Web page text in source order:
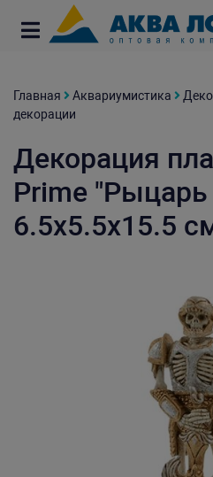
Главная Аквариумистика
декорации
Декорация
Prime
6.5х5.5х15.5